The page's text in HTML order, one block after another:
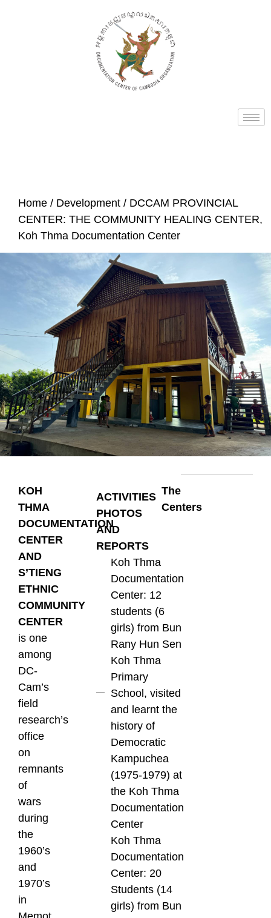
Home / Development / DCCAM PROVINCIAL
CENTER: THE COMMUNITY HEALING CENTER,
Koh Thma Documentation Center
KOH
THMA
DOCUMENTATION
CENTER
AND
S’TIENG
ETHNIC
COMMUNITY
CENTER
is one
among
DC-
Cam’s
field
research’s
office
on
remnants
of
wars
during
the
1960’s
and
1970’s
in
ACTIVITIES
PHOTOS
AND
REPORTS
Koh Thma
Documentation
Center: 12
students (6
girls) from Bun
Rany Hun Sen
Koh Thma
Primary
School, visited
and learnt the
history of
Democratic
Kampuchea
(1975-1979) at
the Koh Thma
Documentation
Center
Koh Thma
Documentation
Center: 20
Students (14
girls) from Bun
The
Centers